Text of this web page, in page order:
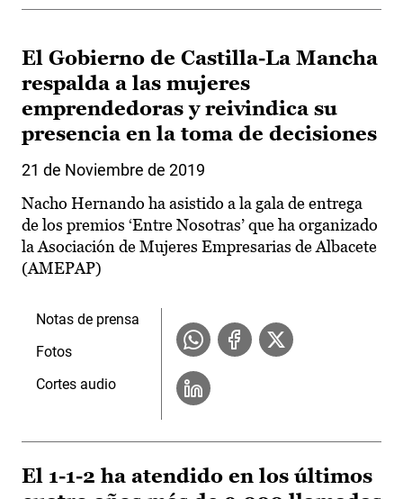
El Gobierno de Castilla-La Mancha
respalda a las mujeres
emprendedoras y reivindica su
presencia en la toma de decisiones
21 de Noviembre de 2019
Nacho Hernando ha asistido a la gala de entrega
de los premios ‘Entre Nosotras’ que ha organizado
la Asociación de Mujeres Empresarias de Albacete
(AMEPAP)
Notas de prensa
Fotos
Cortes audio
El 1-1-2 ha atendido en los últimos